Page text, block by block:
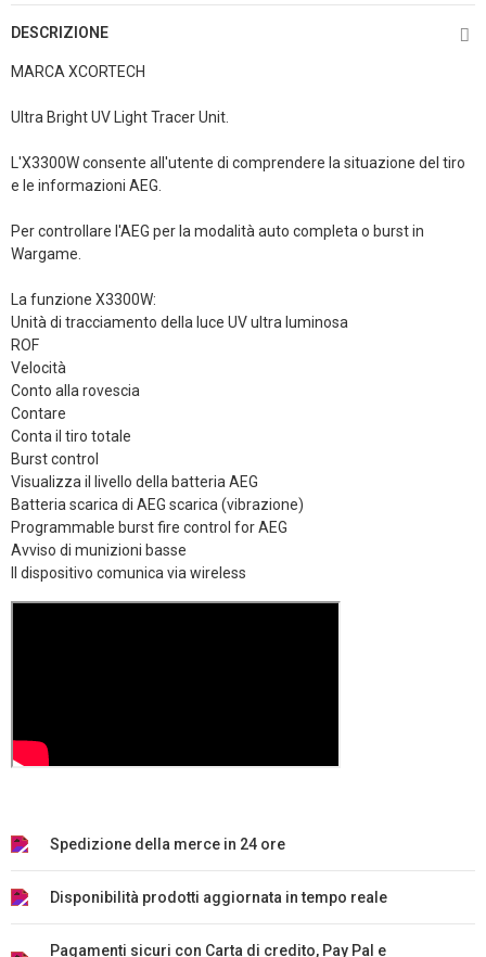
DESCRIZIONE
MARCA XCORTECH
Ultra Bright UV Light Tracer Unit.
L'X3300W consente all'utente di comprendere la situazione del tiro
e le informazioni AEG.
Per controllare l'AEG per la modalità auto completa o burst in
Wargame.
La funzione X3300W:
Unità di tracciamento della luce UV ultra luminosa
ROF
Velocità
Conto alla rovescia
Contare
Conta il tiro totale
Burst control
Visualizza il livello della batteria AEG
Batteria scarica di AEG scarica (vibrazione)
Programmable burst fire control for AEG
Avviso di munizioni basse
Il dispositivo comunica via wireless
Spedizione della merce in 24 ore
Disponibilità prodotti aggiornata in tempo reale
Pagamenti sicuri con Carta di credito, Pay Pal e